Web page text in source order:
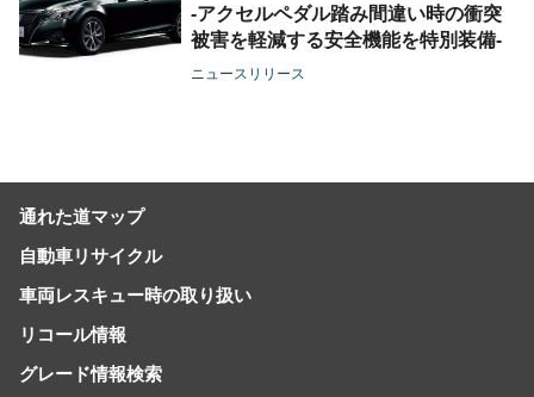
-アクセルペダル踏み間違い時の衝突
被害を軽減する安全機能を特別装備-
ニュースリリース
通れた道マップ
自動車リサイクル
車両レスキュー時の取り扱い
リコール情報
グレード情報検索